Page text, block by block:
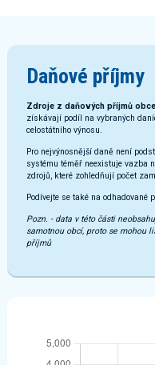
Daňové příjmy
Zdroje z daňových příjmů
získávají podíl na vybraných
celostátního výnosu.
Pro nejvýnosnější daně není
systému téměř neexistuje vazba
zdrojů, které zohledňují počet
Podívejte se také na odhadované
Pozn. - data v této části
samotnou obcí, proto se mohou
příjmů